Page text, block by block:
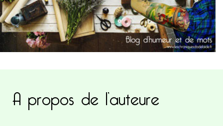
A propos de l’auteure